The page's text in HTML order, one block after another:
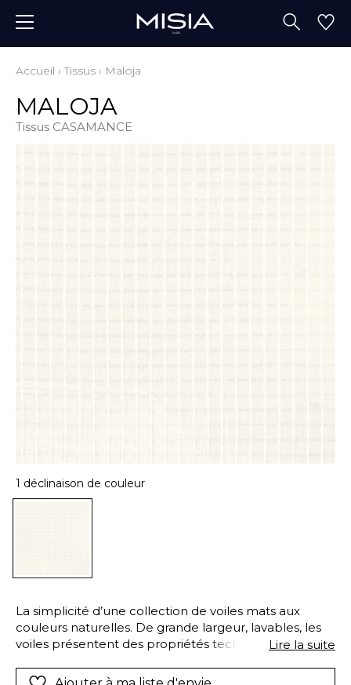
Accueil ›Tissus › Maloja
MALOJA
Tissus CASAMANCE
1 déclinaison de couleur
La simplicité d’une collection de voiles mats aux
couleurs naturelles. De grande largeur, lavables, les
voiles présentent des propriétés techniques
tissage serré, se feront gardiens de votre intimité tout
Lire la suite